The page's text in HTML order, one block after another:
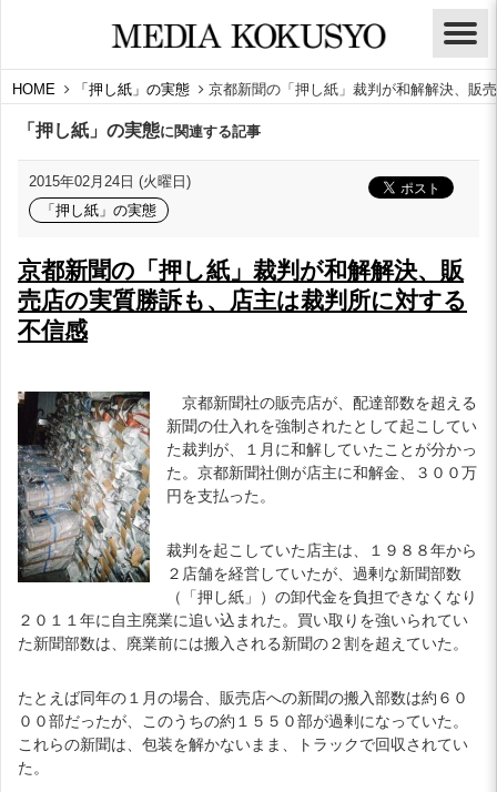
HOME 「押し紙」の実態 京都新聞の「押し紙」裁判が和解解決、販
「押し紙」の実態に関連する記事
2015年02月24日 (火曜日)
「押し紙」の実態
京都新聞の「押し紙」裁判が和解解決、販
売店の実質勝訴も、店主は裁判所に対する
不信感
京都新聞社の販売店が、配達部数を超える
新聞の仕入れを強制されたとして起こしてい
た裁判が、１月に和解していたことが分かっ
た。京都新聞社側が店主に和解金、３００万
円を支払った。
裁判を起こしていた店主は、１９８８年から
２店舗を経営していたが、過剰な新聞部数
（「押し紙」）の卸代金を負担できなくなり
２０１１年に自主廃業に追い込まれた。買い取りを強いられてい
た新聞部数は、廃業前には搬入される新聞の２割を超えていた。
たとえば同年の１月の場合、販売店への新聞の搬入部数は約６０
００部だったが、このうちの約１５５０部が過剰になっていた。
これらの新聞は、包装を解かないまま、トラックで回収されてい
た。